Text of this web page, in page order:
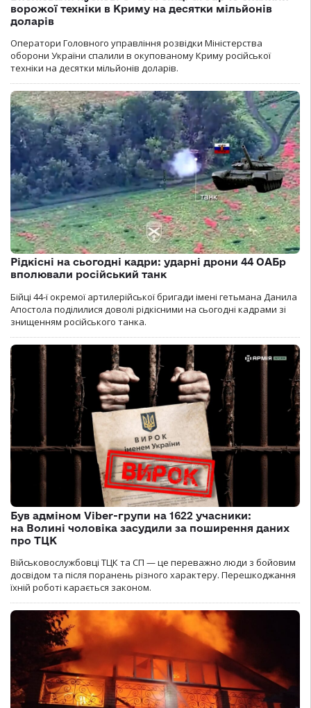
ворожої техніки в Криму на десятки мільйонів
доларів
Оператори Головного управління розвідки Міністерства
оборони України спалили в окупованому Криму російської
техніки на десятки мільйонів доларів.
Рідкісні на сьогодні кадри: ударні дрони 44 ОАБр
вполювали російський танк
Бійці 44-ї окремої артилерійської бригади імені гетьмана Данила
Апостола поділилися доволі рідкісними на сьогодні кадрами зі
знищенням російського танка.
Був адміном Viber-групи на 1622 учасники:
на Волині чоловіка засудили за поширення даних
про ТЦК
Військовослужбовці ТЦК та СП — це переважно люди з бойовим
досвідом та після поранень різного характеру. Перешкоджання
їхній роботі карається законом.